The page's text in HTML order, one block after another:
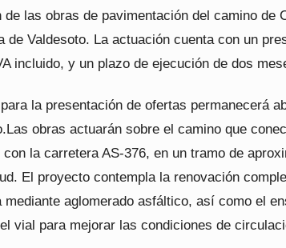
de las obras de pavimentación del camino de
de Valdesoto. La actuación cuenta con un
incluido, y un plazo de ejecución de dos
la presentación de ofertas permanecerá
obras actuarán sobre el camino que
la carretera AS-376, en un tramo de
El proyecto contempla la renovación
mediante aglomerado asfáltico, así como el
vial para mejorar las condiciones de